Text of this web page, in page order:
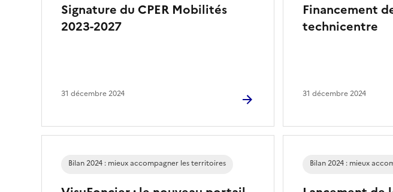
Signature du CPER Mobilités
2023-2027
31 décembre 2024
Financement
technicentre
31 décembre 2024
Bilan 2024 : mieux accompagner les territoires Bilan 2024 : mieux